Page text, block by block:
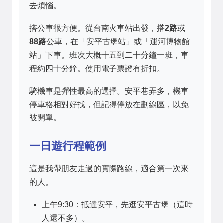
去煩惱。
搭公車很方便。從台南火車站出發，搭2路或
88路公車，在「安平古堡站」或「運河博物館
站」下車。班次大概十五到二十分鐘一班，車
程約四十分鐘。使用電子票證有折扣。
騎機車是彈性最高的選擇。安平巷弄多，機車
停車格相對好找，但記得停放在劃線區，以免
被開單。
一日遊行程範例
這是我帶朋友走過的實際路線，適合第一次來
的人。
上午9:30：抵達安平，先逛安平古堡（這時
人還不多）。